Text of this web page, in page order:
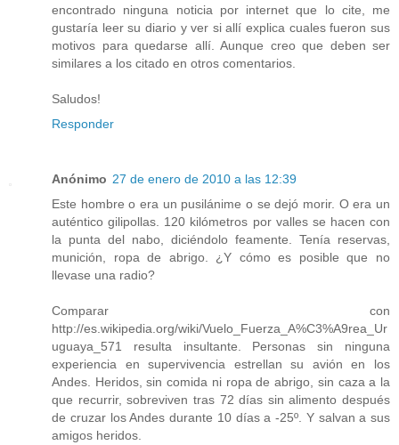
encontrado ninguna noticia por internet que lo cite, me
gustaría leer su diario y ver si allí explica cuales fueron sus
motivos para quedarse allí. Aunque creo que deben ser
similares a los citado en otros comentarios.
Saludos!
Responder
Anónimo 27 de enero de 2010 a las 12:39
Este hombre o era un pusilánime o se dejó morir. O era un
auténtico gilipollas. 120 kilómetros por valles se hacen con
la punta del nabo, diciéndolo feamente. Tenía reservas,
munición, ropa de abrigo. ¿Y cómo es posible que no
llevase una radio?
Comparar con
http://es.wikipedia.org/wiki/Vuelo_Fuerza_A%C3%A9rea_Ur
uguaya_571 resulta insultante. Personas sin ninguna
experiencia en supervivencia estrellan su avión en los
Andes. Heridos, sin comida ni ropa de abrigo, sin caza a la
que recurrir, sobreviven tras 72 días sin alimento después
de cruzar los Andes durante 10 días a -25º. Y salvan a sus
amigos heridos.